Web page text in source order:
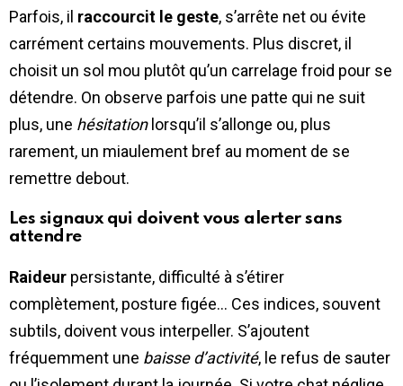
Parfois, il raccourcit le geste, s’arrête net ou évite
carrément certains mouvements. Plus discret, il
choisit un sol mou plutôt qu’un carrelage froid pour se
détendre. On observe parfois une patte qui ne suit
plus, une hésitationlorsqu’il s’allonge ou, plus
rarement, un miaulement bref au moment de se
remettre debout.
Les signaux qui doivent vous alerter sans
attendre
Raideur persistante, difficulté à s’étirer
complètement, posture figée… Ces indices, souvent
subtils, doivent vous interpeller. S’ajoutent
fréquemment une baisse d’activité, le refus de sauter